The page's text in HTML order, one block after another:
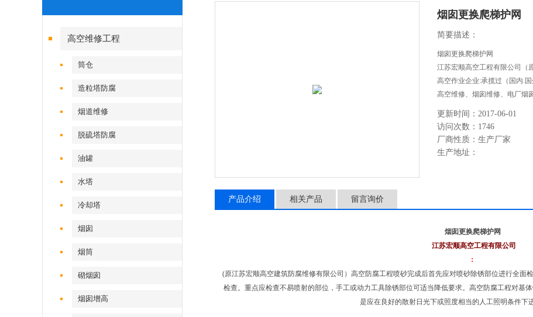
高空维修工程
筒仓
造粒塔防腐
烟道维修
脱硫塔防腐
油罐
水塔
冷却塔
烟囱
烟筒
砌烟囱
烟囱增高
烟囱更换爬梯护网
简要描述：
烟囱更换爬梯护网
江苏宏顺高空工程有限公司（
高空作业企业:承揽过（国内.
高空维修、烟囱维修、电厂烟
等高空作业工程。
更新时间：2017-06-01
访问次数：1746
厂商性质：生产厂家
生产地址：
产品介绍 相关产品 留言询价
烟囱更换爬梯护网
江苏宏顺高空工程有限公司
：
(原江苏宏顺高空建筑防腐维修有限公司）高空防腐工程喷砂完成后首先应对喷砂除锈部位进行全面
检查。重点应检查不易喷射的部位，手工或动力工具除锈部位可适当降低要求。高空防腐工程对基
是应在良好的散射日光下或照度相当的人工照明条件下